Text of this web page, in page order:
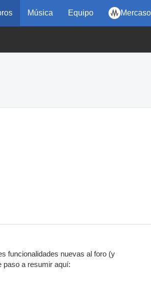
Música Equipo
funcionalidades nuevas al foro (y
paso a resumir aquí: